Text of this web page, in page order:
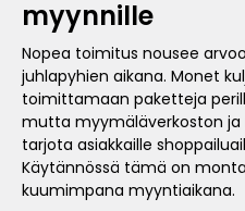
myynnille
Nopea toimitus nousee
juhlapyhien aikana. Monet
toimittamaan paketteja
mutta myymäläverkoston
tarjota asiakkaille
Käytännössä tämä on
kuumimpana myyntiaikana.